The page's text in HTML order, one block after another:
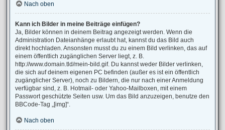
Nach oben
Kann ich Bilder in meine Beiträge einfügen?
Ja, Bilder können in deinem Beitrag angezeigt werden. Wenn die
Administration Dateianhänge erlaubt hat, kannst du das Bild auch
direkt hochladen. Ansonsten musst du zu einem Bild verlinken, das auf
einem öffentlich zugänglichen Server liegt, z. B.
http://www.domain.tld/mein-bild.gif. Du kannst weder Bilder verlinken,
die sich auf deinem eigenen PC befinden (außer es ist ein öffentlich
zugänglicher Server), noch zu Bildern, die nur nach einer Anmeldung
verfügbar sind, z. B. Hotmail- oder Yahoo-Mailboxen, mit einem
Passwort geschützte Seiten usw. Um das Bild anzuzeigen, benutze den
BBCode-Tag „[img]“.
Nach oben